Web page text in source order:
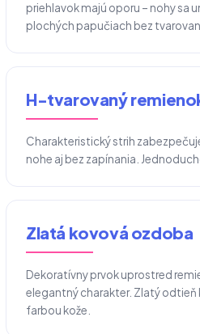
priehlavok majú oporu – nohy sa
plochých papučiach bez
H-tvarovaný
Charakteristický strih
nohe aj bez zapínania.
Zlatá kovová ozdoba
Dekoratívny prvok uprostred
elegantný charakter. Zlatý odtieň
farbou kože.